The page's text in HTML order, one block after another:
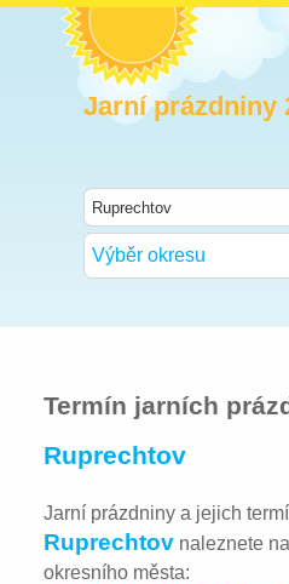
Jarní prázdniny
Výběr okresu
Termín jarních
Ruprechtov
Jarní prázdniny a jejich
Ruprechtov naleznete
okresního města: